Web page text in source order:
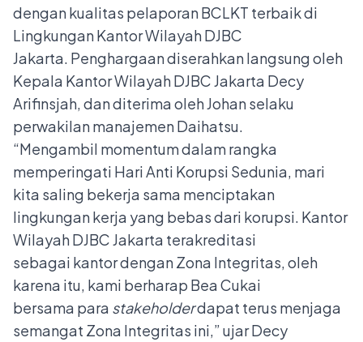
dengan kualitas pelaporan BCLKT terbaik di
Lingkungan Kantor Wilayah DJBC
Jakarta. Penghargaan diserahkan langsung oleh
Kepala Kantor Wilayah DJBC Jakarta Decy
Arifinsjah, dan diterima oleh Johan selaku
perwakilan manajemen Daihatsu.
“Mengambil momentum dalam rangka
memperingati Hari Anti Korupsi Sedunia, mari
kita saling bekerja sama menciptakan
lingkungan kerja yang bebas dari korupsi. Kantor
Wilayah DJBC Jakarta terakreditasi
sebagai kantor dengan Zona Integritas, oleh
karena itu, kami berharap Bea Cukai
bersama para stakeholderdapat terus menjaga
semangat Zona Integritas ini,” ujar Decy